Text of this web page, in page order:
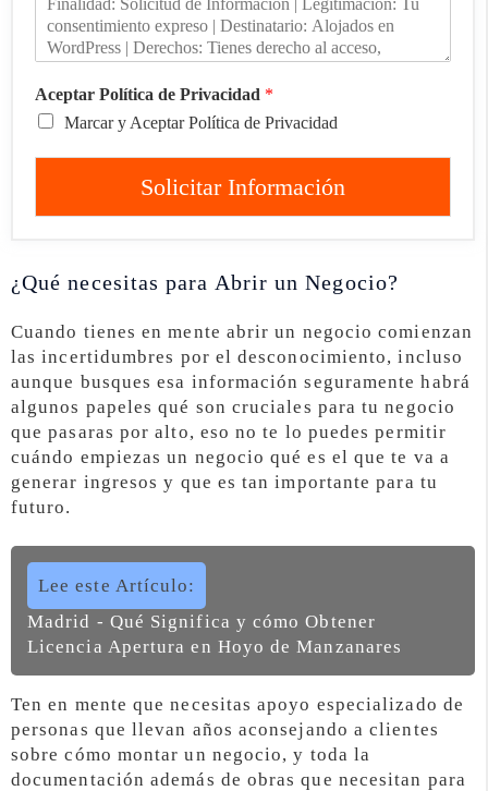
Aceptar Política de Privacidad *
Marcar y Aceptar Política de Privacidad
Solicitar Información
¿Qué necesitas para Abrir un Negocio?
Cuando tienes en mente abrir un negocio comienzan
las incertidumbres por el desconocimiento, incluso
aunque busques esa información seguramente habrá
algunos papeles qué son cruciales para tu negocio
que pasaras por alto, eso no te lo puedes permitir
cuándo empiezas un negocio qué es el que te va a
generar ingresos y que es tan importante para tu
futuro.
Lee este Artículo:
Madrid - Qué Significa y cómo Obtener
Licencia Apertura en Hoyo de Manzanares
Ten en mente que necesitas apoyo especializado de
personas que llevan años aconsejando a clientes
sobre cómo montar un negocio, y toda la
documentación además de obras que necesitan para